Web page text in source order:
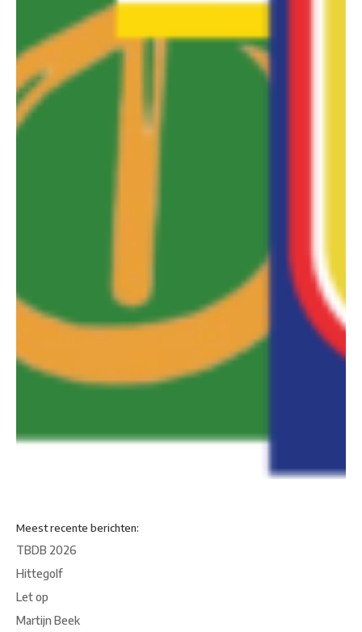
Meest recente berichten:
TBDB 2026
Hittegolf
Let op
Martijn Beek